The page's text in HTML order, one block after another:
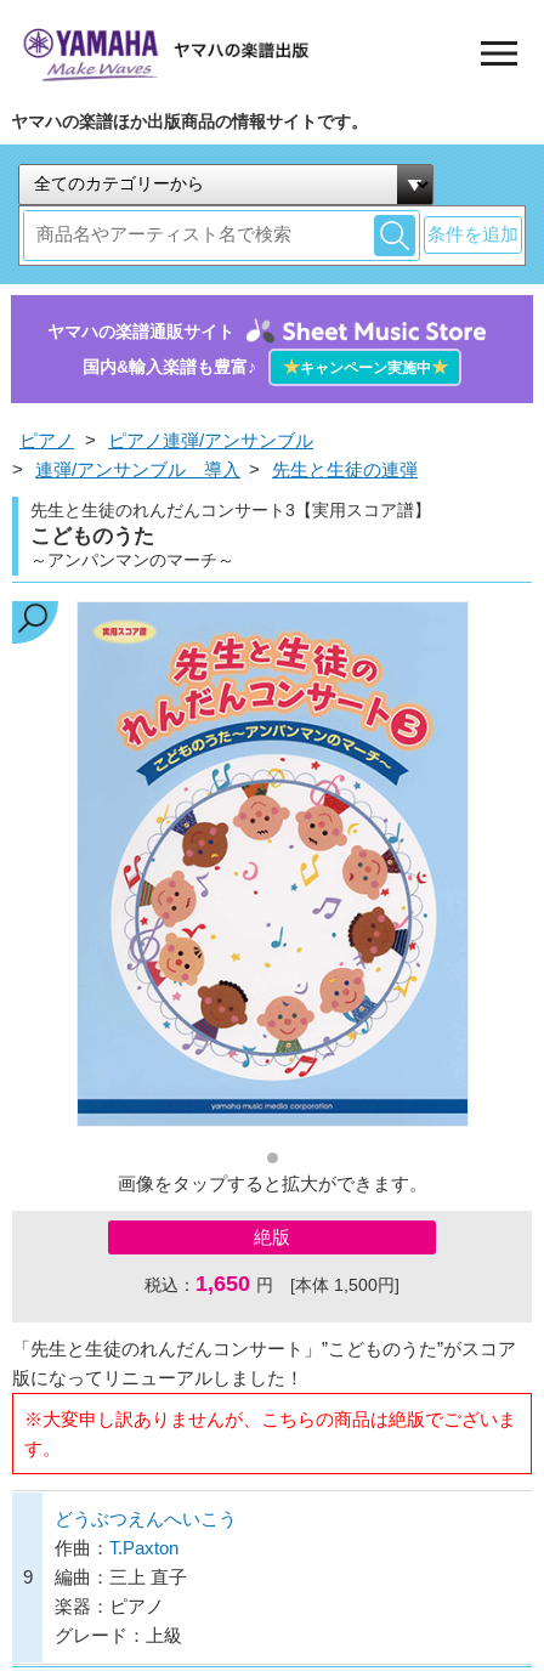
ヤマハの楽譜ほか出版商品の情報サイトです。
条件を追加
ヤマハの楽譜通販サイト
国内&輸入楽譜も豊富♪
★キャンペーン実施中★
ピアノ >
ピアノ連弾/アンサンブル
>
連弾/アンサンブル 導入 > 先生と生徒の連弾
先生と生徒のれんだんコンサート3【実用スコア譜】
こどものうた
～アンパンマンのマーチ～
画像をタップすると拡大ができます。
絶版
税込： 1,650 円 [本体 1,500円]
「先生と生徒のれんだんコンサート」”こどものうた”がスコア
版になってリニューアルしました！
※大変申し訳ありませんが、こちらの商品は絶版でございま
す。
9
どうぶつえんへいこう
作曲： T.Paxton
編曲：三上 直子
楽器：ピアノ
グレード：上級